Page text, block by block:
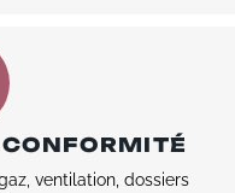
ventilation, dossiers